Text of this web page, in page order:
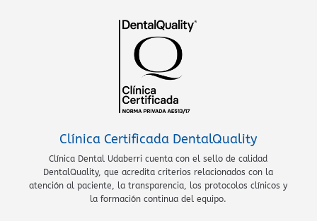
Clínica Certificada DentalQuality
Clínica Dental Udaberri cuenta con el sello de calidad
DentalQuality, que acredita criterios relacionados con la
atención al paciente, la transparencia, los protocolos clínicos y
la formación continua del equipo.